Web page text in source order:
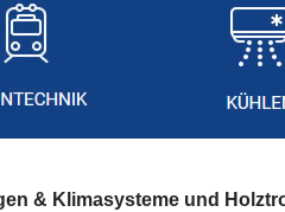
& Klimasysteme und